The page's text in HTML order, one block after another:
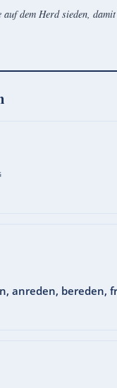
auf dem Herd sieden,
anreden, bereden,